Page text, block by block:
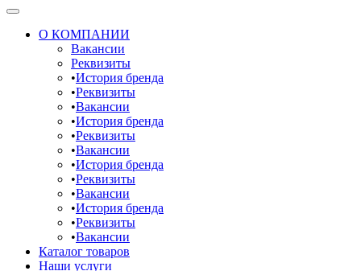
О КОМПАНИИ
Вакансии
Реквизиты
История бренда
Реквизиты
Вакансии
История бренда
Реквизиты
Вакансии
История бренда
Реквизиты
Вакансии
История бренда
Реквизиты
Вакансии
Каталог товаров
Наши услуги